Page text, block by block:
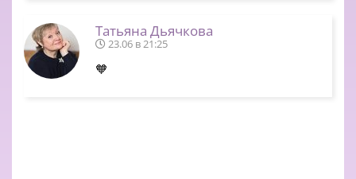
Татьяна Дьячкова
23.06 в 21:25
🧡